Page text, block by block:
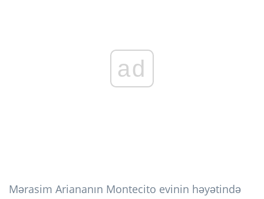
ad
Mərasim Ariananın Montecito evinin həyətində